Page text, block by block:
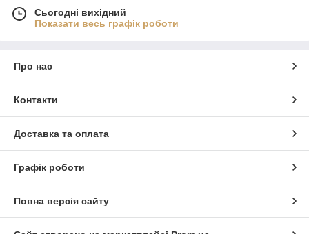
Сьогодні вихідний
Показати весь графік роботи
Про нас
Контакти
Доставка та оплата
Графік роботи
Повна версія сайту